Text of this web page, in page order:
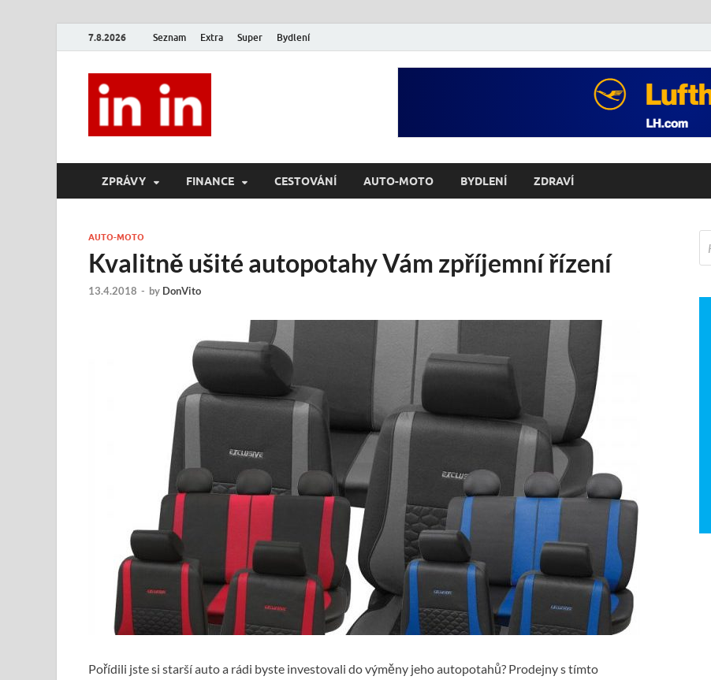
7.8.2026 Seznam Extra Super Bydlení
ZPRÁVY FINANCE CESTOVÁNÍ AUTO-MOTO BYDLENÍ ZDRAVÍ
AUTO-MOTO
Kvalitně ušité autopotahy Vám zpříjemní řízení
13.4.2018 - by DonVito
Pořídili jste si starší auto a rádi byste investovali do výměny jeho autopotahů? Prodejny s tímto